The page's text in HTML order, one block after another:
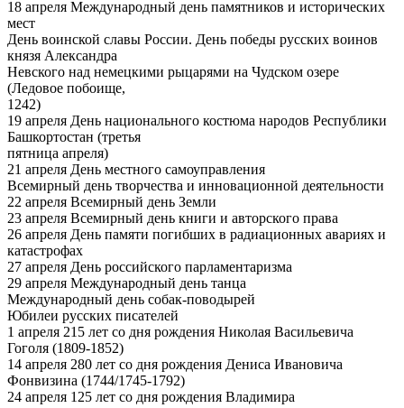
18 апреля Международный день памятников и исторических
мест
День воинской славы России. День победы русских воинов
князя Александра
Невского над немецкими рыцарями на Чудском озере
(Ледовое побоище,
1242)
19 апреля День национального костюма народов Республики
Башкортостан (третья
пятница апреля)
21 апреля День местного самоуправления
Всемирный день творчества и инновационной деятельности
22 апреля Всемирный день Земли
23 апреля Всемирный день книги и авторского права
26 апреля День памяти погибших в радиационных авариях и
катастрофах
27 апреля День российского парламентаризма
29 апреля Международный день танца
Международный день собак-поводырей
Юбилеи русских писателей
1 апреля 215 лет со дня рождения Николая Васильевича
Гоголя (1809-1852)
14 апреля 280 лет со дня рождения Дениса Ивановича
Фонвизина (1744/1745-1792)
24 апреля 125 лет со дня рождения Владимира